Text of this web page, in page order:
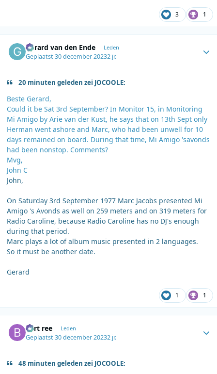
3 1
Gerard van den Ende Leden
Geplaatst30 december 20232 jr.
20 minuten geleden zei JOCOOLE:
Beste Gerard,
Could it be Sat 3rd September? In Monitor 15, in Monitoring
Mi Amigo by Arie van der Kust, he says that on 13th Sept only
Herman went ashore and Marc, who had been unwell for 10
days remained on board. During that time, Mi Amigo 'savonds
had been nonstop. Comments?
Mvg,
John C
John,
On Saturday 3rd September 1977 Marc Jacobs presented Mi
Amigo 's Avonds as well on 259 meters and on 319 meters for
Radio Caroline, because Radio Caroline has no DJ's enough
during that period.
Marc plays a lot of album music presented in 2 languages.
So it must be another date.
Gerard
1 1
bert ree Leden
Geplaatst30 december 20232 jr.
48 minuten geleden zei JOCOOLE: